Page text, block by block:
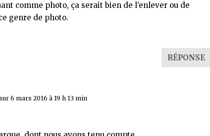
comme photo, ça serait bien de l’enlever ou de
genre de photo.
RÉPONSE
6 mars 2016 à 19 h 13 min